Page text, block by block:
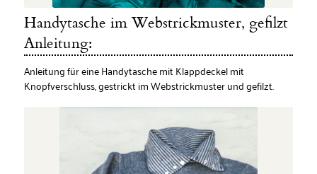
Handytasche im Webstrickmuster, gefilzt
Anleitung:
Anleitung für eine Handytasche mit Klappdeckel mit
Knopfverschluss, gestrickt im Webstrickmuster und gefilzt.